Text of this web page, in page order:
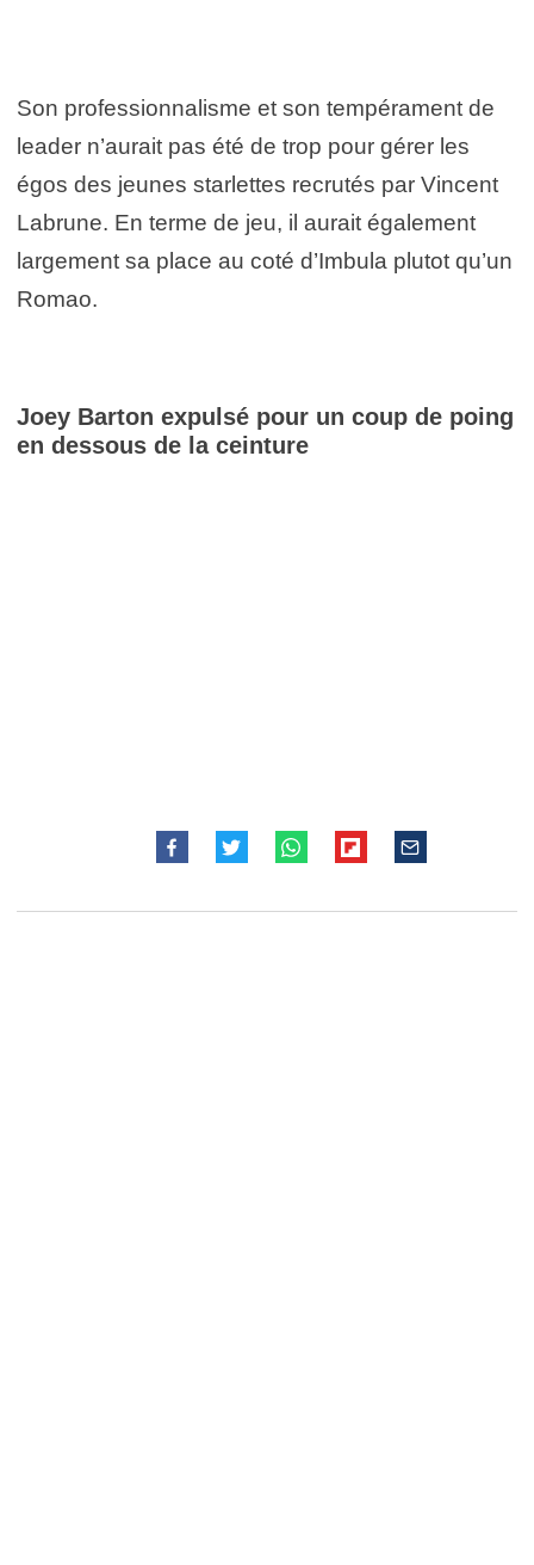
Son professionnalisme et son tempérament de
leader n’aurait pas été de trop pour gérer les
égos des jeunes starlettes recrutés par Vincent
Labrune. En terme de jeu, il aurait également
largement sa place au coté d’Imbula plutot qu’un
Romao.
Joey Barton expulsé pour un coup de poing
en dessous de la ceinture